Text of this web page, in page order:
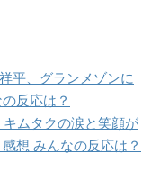
平、グランメゾンに
反応は？
キムタクの涙と笑顔が
想 みんなの反応は？